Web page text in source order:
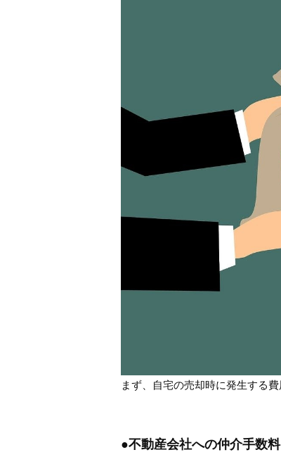
まず、自宅の売却時に発生する
●不動産会社への仲介手数料